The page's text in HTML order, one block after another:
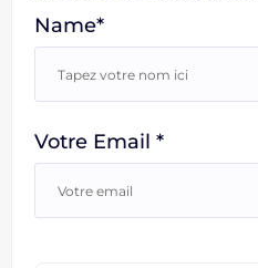
Name*
Votre Email *